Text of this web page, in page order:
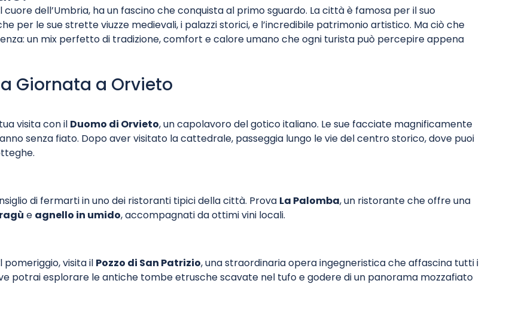
dell’Umbria, ha un fascino che conquista al primo sguardo. La città è famosa per il suo
per le sue strette viuzze medievali, i palazzi storici, e l’incredibile patrimonio artistico. Ma ciò che
un mix perfetto di tradizione, comfort e calore umano che ogni turista può percepire appena
Giornata a Orvieto
visita con il Duomo di Orvieto, un capolavoro del gotico italiano. Le sue facciate magnificamente
senza fiato. Dopo aver visitato la cattedrale, passeggia lungo le vie del centro storico, dove puoi
di fermarti in uno dei ristoranti tipici della città. Prova La Palomba, un ristorante che offre una
e agnello in umido, accompagnati da ottimi vini locali.
pomeriggio, visita il Pozzo di San Patrizio, una straordinaria opera ingegneristica che affascina tutti i
potrai esplorare le antiche tombe etrusche scavate nel tufo e godere di un panorama mozzafiato